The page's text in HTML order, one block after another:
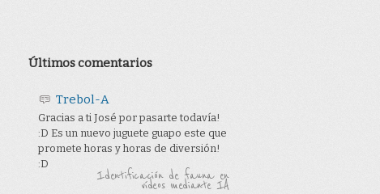
Últimos comentarios
Trebol-A
Gracias a ti José por pasarte todavía!
:D Es un nuevo juguete guapo este que
promete horas y horas de diversión!
:D
Identificación de fauna en
vídeos mediante IA